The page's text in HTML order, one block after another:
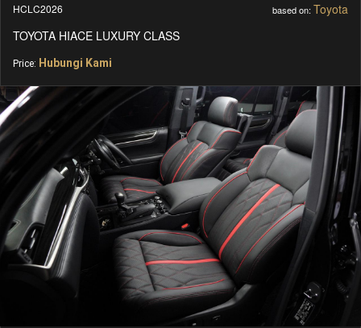
HCLC2026 based on: Toyota
TOYOTA HIACE LUXURY CLASS
Price: Hubungi Kami